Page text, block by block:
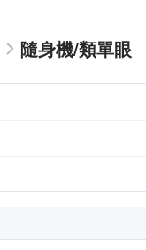
隨身機/類單眼